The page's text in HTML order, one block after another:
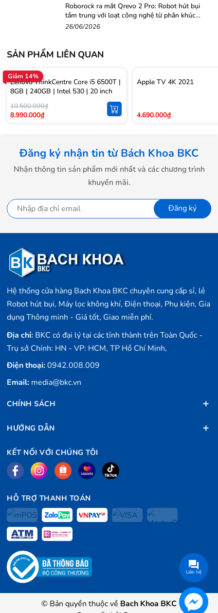
Roborock ra mắt Qrevo 2 Pro: Robot hút bụi
tầm trung với loạt công nghệ từ phân khúc
cao cấp
26/06/2026
SẢN PHẨM LIÊN QUAN
Giảm 14%
Lenovo ThinkCentre Core i5 6500T |
8GB | 240GB | Intel 530 | 20 inch
10.500.000₫
8.990.000₫
Apple TV 4K 2021
4.690.000₫
Đăng ký nhận tin từ Bách Khoa BKC
Nhận thông tin sản phẩm mới nhất và các chương trình
khuyến mãi.
Đăng ký
Hệ thống cửa hàng Bach Khoa BKC chuyên cung cấp sỉ, lẻ
Robot hút bụi, Máy lọc không khí, Điện thoại, Phụ kiện, Gia
dụng Thông minh - Giá tốt, Giao miễn phí.
Địa chỉ: BKC có đại lý tại các tỉnh thành trên Toàn Quốc -
Trụ sở Chính: HN - VP: HCM, TP Hồ Chí Minh,
Điện thoại:0942.008.009
Email: media@bkc.vn
CHÍNH SÁCH
HƯỚNG DẪN
KẾT NỐI VỚI CHÚNG TÔI
HỖ TRỢ THANH TOÁN
© Bản quyền thuộc về Bach Khoa BKC
Liên hệ